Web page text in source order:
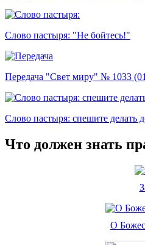
Слово пастыря: "Не бойтесь!"
Передача "Свет миру" № 1033
Слово пастыря: спешите делать
Что должен знать
О